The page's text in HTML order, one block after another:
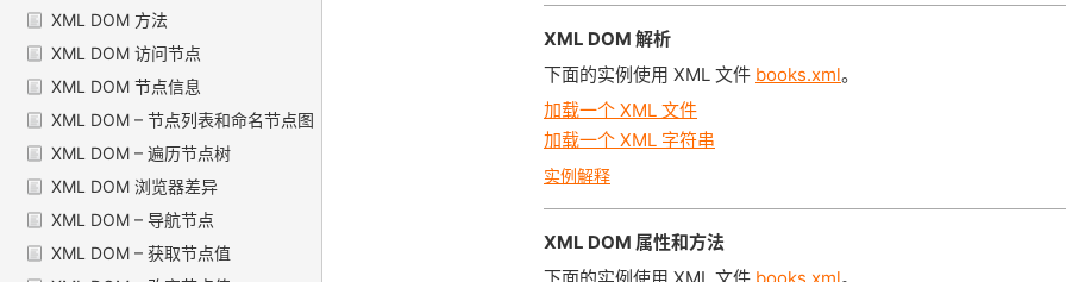
XML DOM 方法
XML DOM 访问节点
XML DOM 节点信息
XML DOM – 节点列表和命名节点图
XML DOM – 遍历节点树
XML DOM 浏览器差异
XML DOM – 导航节点
XML DOM – 获取节点值
XML DOM 解析
下面的实例使用 XML 文件 books.xml。
加载一个 XML 文件
加载一个 XML 字符串
实例解释
XML DOM 属性和方法